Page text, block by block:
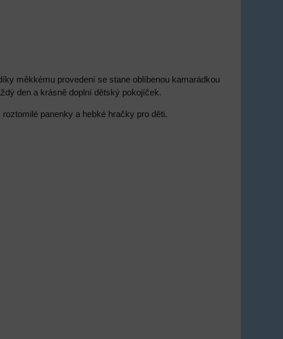
měkkému provedení se stane oblíbenou kamarádkou
den a krásně doplní dětský pokojíček.
panenky a hebké hračky pro děti.